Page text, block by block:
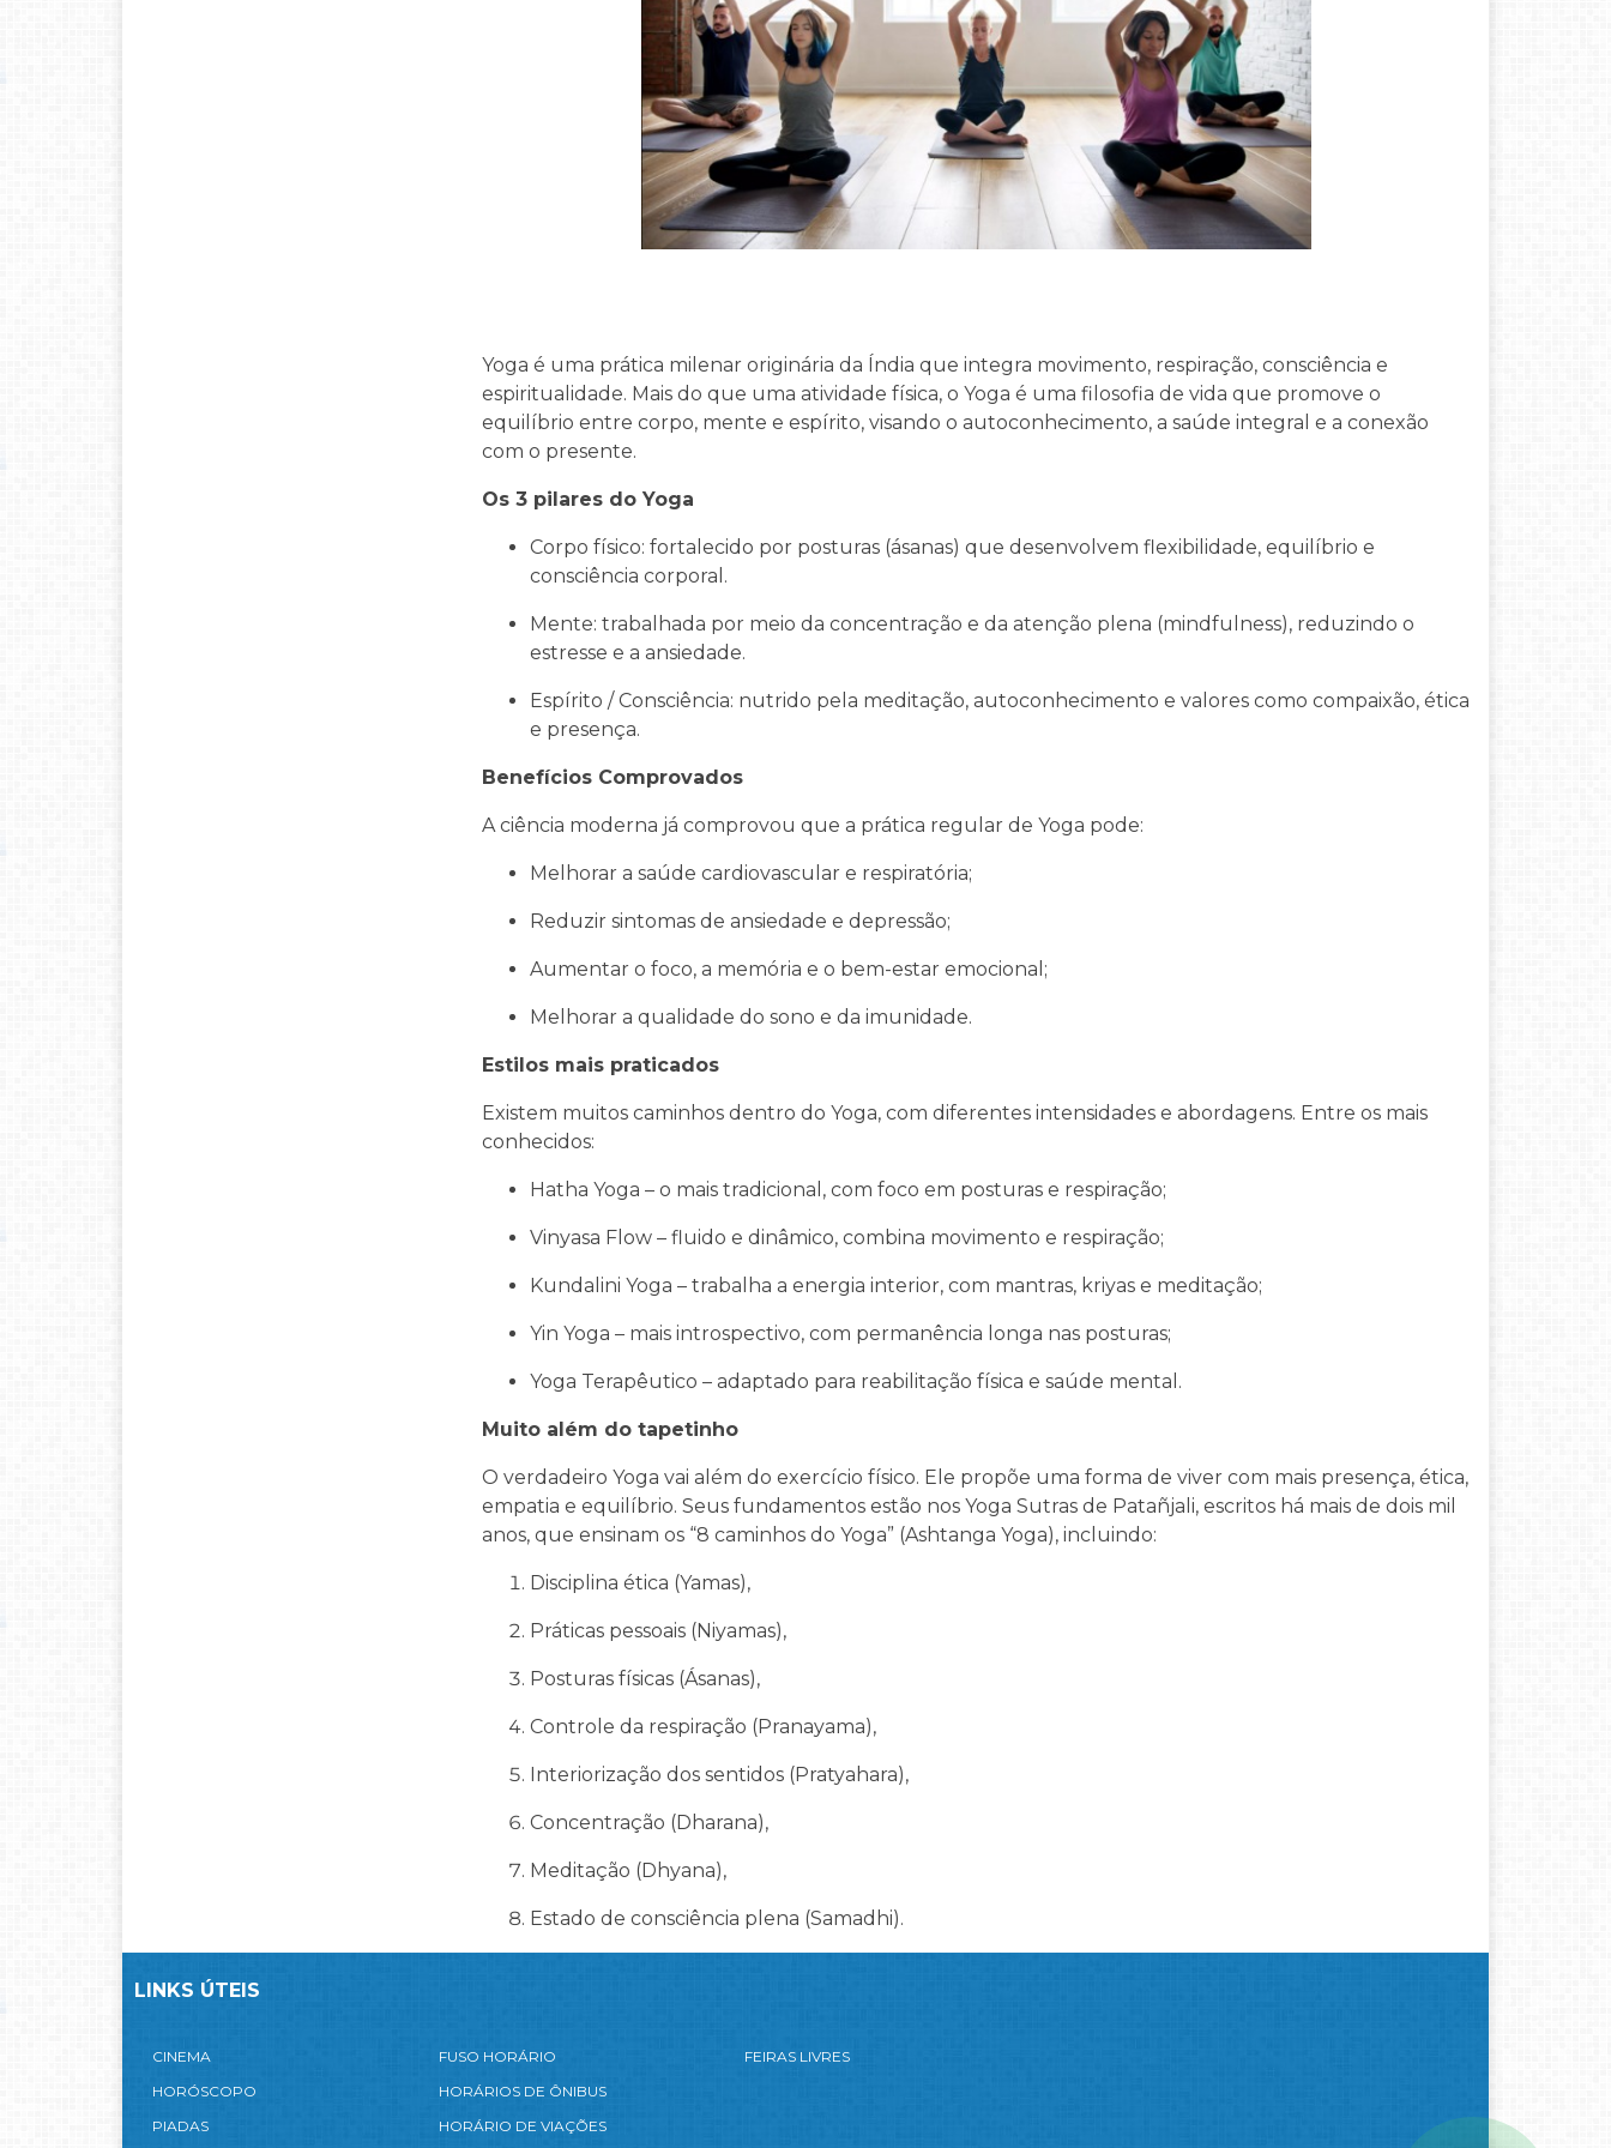
Yoga é uma prática milenar originária da Índia que integra movimento, respiração, consciência e
espiritualidade. Mais do que uma atividade física, o Yoga é uma filosofia de vida que promove o
equilíbrio entre corpo, mente e espírito, visando o autoconhecimento, a saúde integral e a conexão
com o presente.
Os 3 pilares do Yoga
Corpo físico: fortalecido por posturas (ásanas) que desenvolvem flexibilidade, equilíbrio e
consciência corporal.
Mente: trabalhada por meio da concentração e da atenção plena (mindfulness), reduzindo o
estresse e a ansiedade.
Espírito / Consciência: nutrido pela meditação, autoconhecimento e valores como compaixão, ética
e presença.
Benefícios Comprovados
A ciência moderna já comprovou que a prática regular de Yoga pode:
Melhorar a saúde cardiovascular e respiratória;
Reduzir sintomas de ansiedade e depressão;
Aumentar o foco, a memória e o bem-estar emocional;
Melhorar a qualidade do sono e da imunidade.
Estilos mais praticados
Existem muitos caminhos dentro do Yoga, com diferentes intensidades e abordagens. Entre os mais
conhecidos:
Hatha Yoga – o mais tradicional, com foco em posturas e respiração;
Vinyasa Flow – fluido e dinâmico, combina movimento e respiração;
Kundalini Yoga – trabalha a energia interior, com mantras, kriyas e meditação;
Yin Yoga – mais introspectivo, com permanência longa nas posturas;
Yoga Terapêutico – adaptado para reabilitação física e saúde mental.
Muito além do tapetinho
O verdadeiro Yoga vai além do exercício físico. Ele propõe uma forma de viver com mais presença, ética,
empatia e equilíbrio. Seus fundamentos estão nos Yoga Sutras de Patañjali, escritos há mais de dois mil
anos, que ensinam os “8 caminhos do Yoga” (Ashtanga Yoga), incluindo:
Disciplina ética (Yamas),
Práticas pessoais (Niyamas),
Posturas físicas (Ásanas),
Controle da respiração (Pranayama),
Interiorização dos sentidos (Pratyahara),
Concentração (Dharana),
Meditação (Dhyana),
Estado de consciência plena (Samadhi).
LINKS ÚTEIS
CINEMA
HORÓSCOPO
PIADAS
FUSO HORÁRIO
HORÁRIOS DE ÔNIBUS
HORÁRIO DE VIAÇÕES
FEIRAS LIVRES